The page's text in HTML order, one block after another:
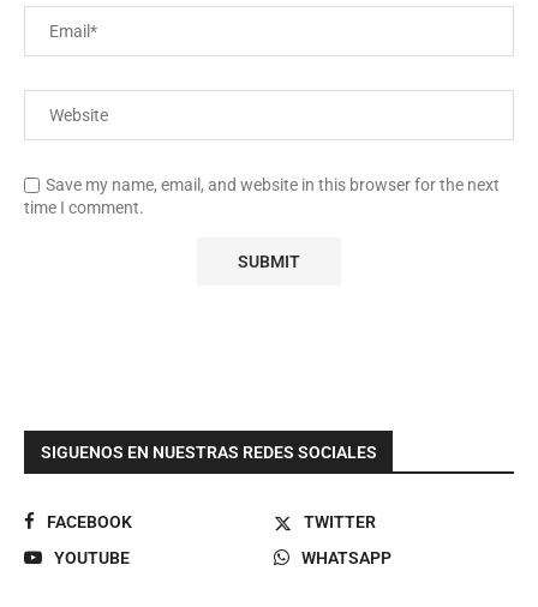
Save my name, email, and website in this browser for the next
time I comment.
SIGUENOS EN NUESTRAS REDES SOCIALES
FACEBOOK
TWITTER
YOUTUBE
WHATSAPP